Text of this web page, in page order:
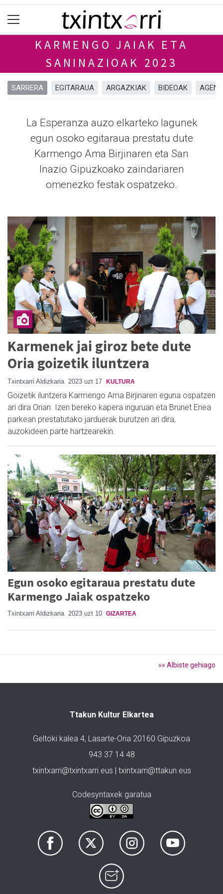
KARMENGO JAIAK ETA
SANINAZIOAK 2023
SARRERA EGITARAUA ARGAZKIAK BIDEOAK
La Esperanza auzo elkarteko lagunek
egun osoko egitaraua prestatu dute
Karmengo Ama Birjinaren eta San
Inazio Gipuzkoako zaindariaren
omenezko festak ospatzeko.
Karmenek jai giroz bete dute
Oria goizetik iluntzera
Txintxarri Aldizkaria 2023 uzt 17 KULTURA
Goizetik iluntzera Karmengo Ama Birjinaren eguna ospatzen
ari dira Orian. Izen bereko kapera inguruan eta Brunet Enea
parkean prestatutako jarduerak burutzen ari dira,
auzokideen parte hartzearekin.
Egun osoko egitaraua prestatu dute
Karmengo Jaiak ospatzeko
Txintxarri Aldizkaria 2023 uzt 10 GIZARTEA
»» Albiste gehiago
Ttakun Kultur Elkartea
Geltoki kalea 4, Lasarte-Oria 20160 Gipuzkoa
943 37 14 48
txintxarri@txintxarri.eus | txintxarri@ttakun.eus
Codesyntaxek garatua